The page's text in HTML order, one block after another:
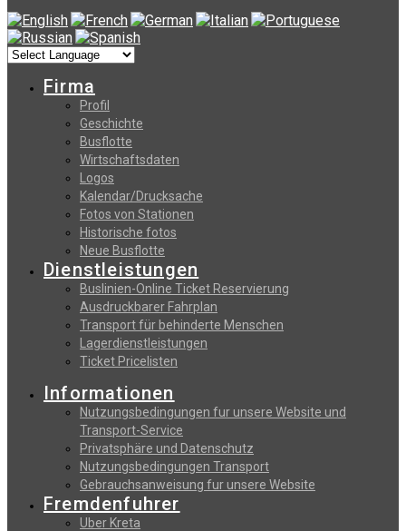
Firma
Profil
Geschichte
Busflotte
Wirtschaftsdaten
Logos
Kalendar/Drucksache
Fotos von Stationen
Historische fotos
Neue Busflotte
Dienstleistungen
Buslinien-Online Ticket Reservierung
Αusdruckbarer Fahrplan
Transport für behinderte Menschen
Lagerdienstleistungen
Ticket Pricelisten
Informationen
Nutzungsbedingungen fur unsere Website und
Transport-Service
Privatsphäre und Datenschutz
Nutzungsbedingungen Transport
Gebrauchsanweisung fur unsere Website
Fremdenfuhrer
Uber Kreta